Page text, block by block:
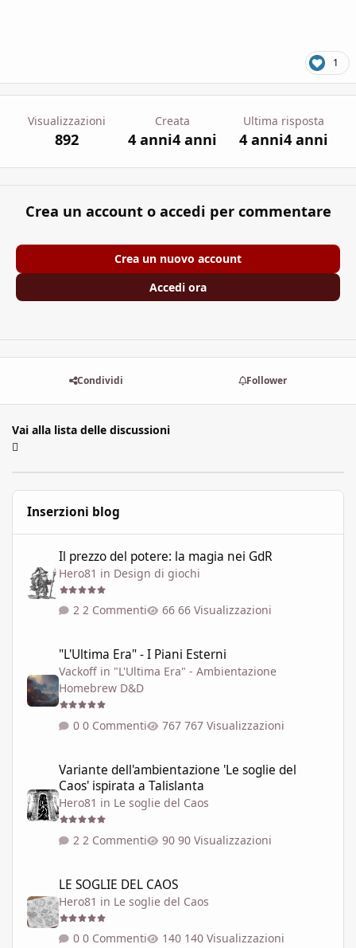
1
Visualizzazioni
892
Creata
4 anni4 anni
Ultima risposta
4 anni4 anni
Crea un account o accedi per commentare
Crea un nuovo account
Accedi ora
Condividi Follower
Vai alla lista delle discussioni
Inserzioni blog
Il prezzo del potere: la magia nei GdR
Hero81 in Design di giochi
2 Commenti 66 Visualizzazioni
"L'Ultima Era" - I Piani Esterni
Vackoff in "L'Ultima Era" - Ambientazione
Homebrew D&D
0 Commenti 767 Visualizzazioni
Variante dell'ambientazione 'Le soglie del
Caos' ispirata a Talislanta
Hero81 in Le soglie del Caos
2 Commenti 90 Visualizzazioni
LE SOGLIE DEL CAOS
Hero81 in Le soglie del Caos
0 Commenti 140 Visualizzazioni